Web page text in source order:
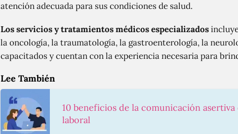
atención adecuada para sus condiciones de salud.
Los servicios y tratamientos médicos especializados
la oncología, la traumatología, la gastroenterología, la
capacitados y cuentan con la experiencia necesaria para
Lee También
10 beneficios de la comunicación
laboral